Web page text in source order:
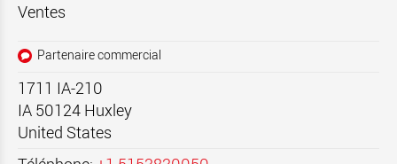
Ventes
Partenaire commercial
1711 IA-210
IA 50124 Huxley
United States